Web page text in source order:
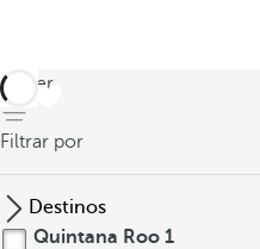
volver
Filtrar por
Destinos
Quintana Roo 1